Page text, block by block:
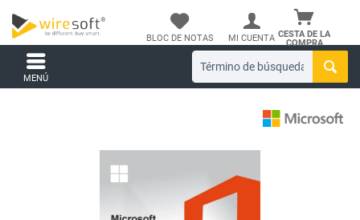
CESTA DE LA
COMPRA
BLOC DE NOTAS MI CUENTA
MENÚ